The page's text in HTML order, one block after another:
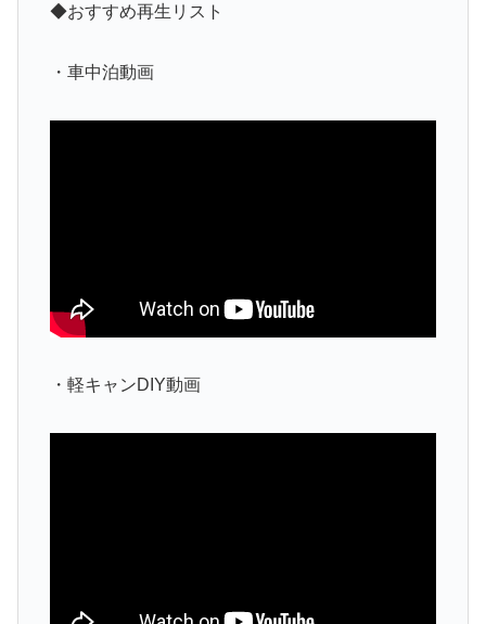
◆おすすめ再生リスト
・車中泊動画
・軽キャンDIY動画